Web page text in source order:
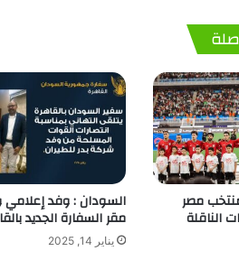
مصر
الناقلة
السودان : وفد
مقر السفارة الجديد
يناير 14, 2025